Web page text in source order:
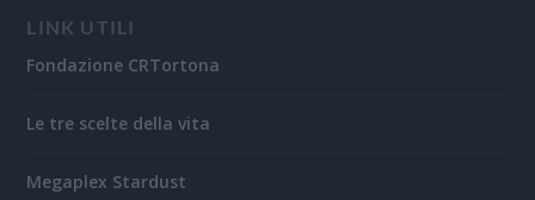
LINK UTILI
Fondazione CRTortona
Le tre scelte della vita
Megaplex Stardust